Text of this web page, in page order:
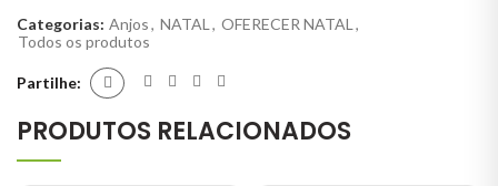
Categorias: Anjos, NATAL , OFERECER NATAL ,
Todos os produtos
Partilhe
PRODUTOS RELACIONADOS